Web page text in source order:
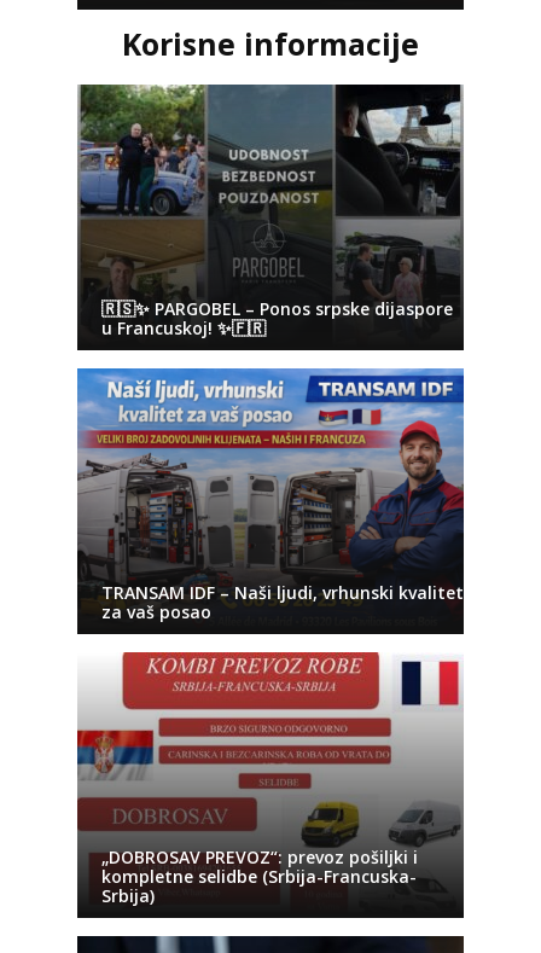
Korisne informacije
🇷🇸✨ PARGOBEL – Ponos srpske dijaspore
u Francuskoj! ✨🇫🇷
TRANSAM IDF – Naši ljudi, vrhunski kvalitet
za vaš posao
„DOBROSAV PREVOZ“: prevoz pošiljki i
kompletne selidbe (Srbija-Francuska-
Srbija)